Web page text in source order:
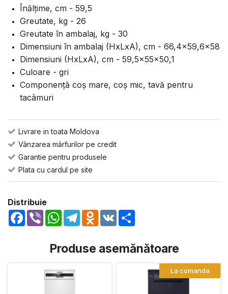
Înălțime, cm - 59,5
Greutate, kg - 26
Greutate în ambalaj, kg - 30
Dimensiuni în ambalaj (HxLxA), cm - 66,4x59,6x58
Dimensiuni (HxLxA), cm - 59,5x55x50,1
Culoare - gri
Componență coș mare, coș mic, tavă pentru
tacâmuri
Livrare in toata Moldova
Vânzarea mărfurilor pe credit
Garantie pentru produsele
Plata cu cardul pe site
Distribuie
Facebook
Viber WhatsApp
TelegramOdnoklassniki
VK
Produse asemănătoare
La comanda